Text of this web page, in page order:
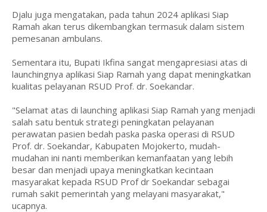
Djalu juga mengatakan, pada tahun 2024 aplikasi Siap
Ramah akan terus dikembangkan termasuk dalam sistem
pemesanan ambulans.
Sementara itu, Bupati Ikfina sangat mengapresiasi atas di
launchingnya aplikasi Siap Ramah yang dapat meningkatkan
kualitas pelayanan RSUD Prof. dr. Soekandar.
"Selamat atas di launching aplikasi Siap Ramah yang menjadi
salah satu bentuk strategi peningkatan pelayanan
perawatan pasien bedah paska paska operasi di RSUD
Prof. dr. Soekandar, Kabupaten Mojokerto, mudah-
mudahan ini nanti memberikan kemanfaatan yang lebih
besar dan menjadi upaya meningkatkan kecintaan
masyarakat kepada RSUD Prof dr Soekandar sebagai
rumah sakit pemerintah yang melayani masyarakat,"
ucapnya.